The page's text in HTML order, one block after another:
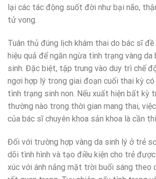
lại các tác động suốt đời như bại não,
tử vong.
Tuân thủ đúng lịch khám thai do bác sĩ
hiệu quả để ngăn ngừa tình trạng vàng da
sinh. Đặc biệt, tập trung vào duy trì chế
ngơi hợp lý trong giai đoạn cuối thai kỳ
tình trạng sinh non. Nếu xuất hiện bất kỳ
thường nào trong thời gian mang thai,
của bác sĩ chuyên khoa sản khoa là cần
Đối với trường hợp vàng da sinh lý ở trẻ
dõi tình hình và tạo điều kiện cho trẻ
xúc với ánh nắng mặt trời buổi sáng theo